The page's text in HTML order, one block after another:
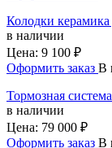
Колодки
в наличии
Цена: 9 100 ₽
Оформить заказ В
Тормозная
в наличии
Цена: 79 000 ₽
Оформить заказ В